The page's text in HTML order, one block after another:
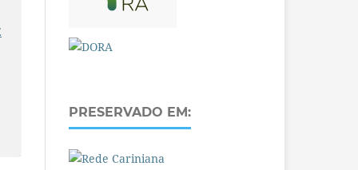
PRESERVADO EM: